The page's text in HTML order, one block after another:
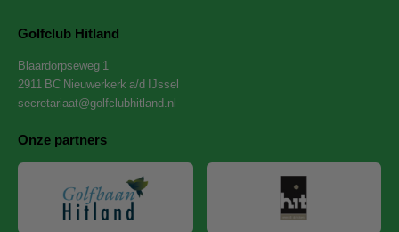
Golfclub Hitland
Blaardorpseweg 1
2911 BC Nieuwerkerk a/d IJssel
secretariaat@golfclubhitland.nl
Onze partners